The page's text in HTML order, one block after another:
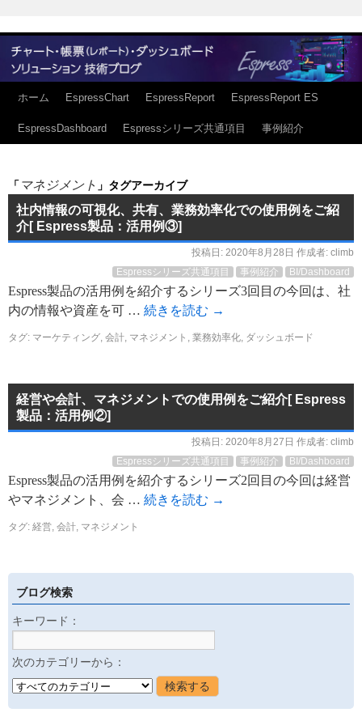
ホーム EspressChart EspressReport EspressReport ES
EspressDashboard Espressシリーズ共通項目 事例紹介
「 マネジメント 」タグアーカイブ
社内情報の可視化、共有、業務効率化での使用例をご紹
介[ Espress製品：活用例③]
投稿日: 2020年8月28日 作成者: climb
Espressシリーズ共通項目
事例紹介 BI/Dashboard
Espress製品の活用例を紹介するシリーズ3回目の今回は、社
内の情報や資産を可 … 続きを読む →
タグ: マーケティング, 会計, マネジメント , 業務効率化, ダッシュボード
経営や会計、マネジメントでの使用例をご紹介[ Espress
製品：活用例②]
投稿日: 2020年8月27日 作成者: climb
Espressシリーズ共通項目
事例紹介 BI/Dashboard
Espress製品の活用例を紹介するシリーズ2回目の今回は経営
やマネジメント、会 … 続きを読む →
タグ: 経営, 会計, マネジメント
ブログ検索
キーワード：
次のカテゴリーから：